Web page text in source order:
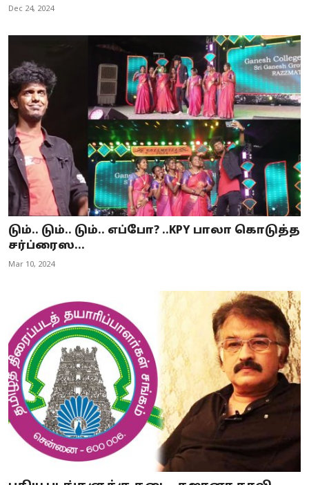
Dec 24, 2024
டும்.. டும்.. டும்.. எப்போ? ..KPY பாலா கொடுத்த
சர்ப்ரைஸ...
Mar 10, 2024